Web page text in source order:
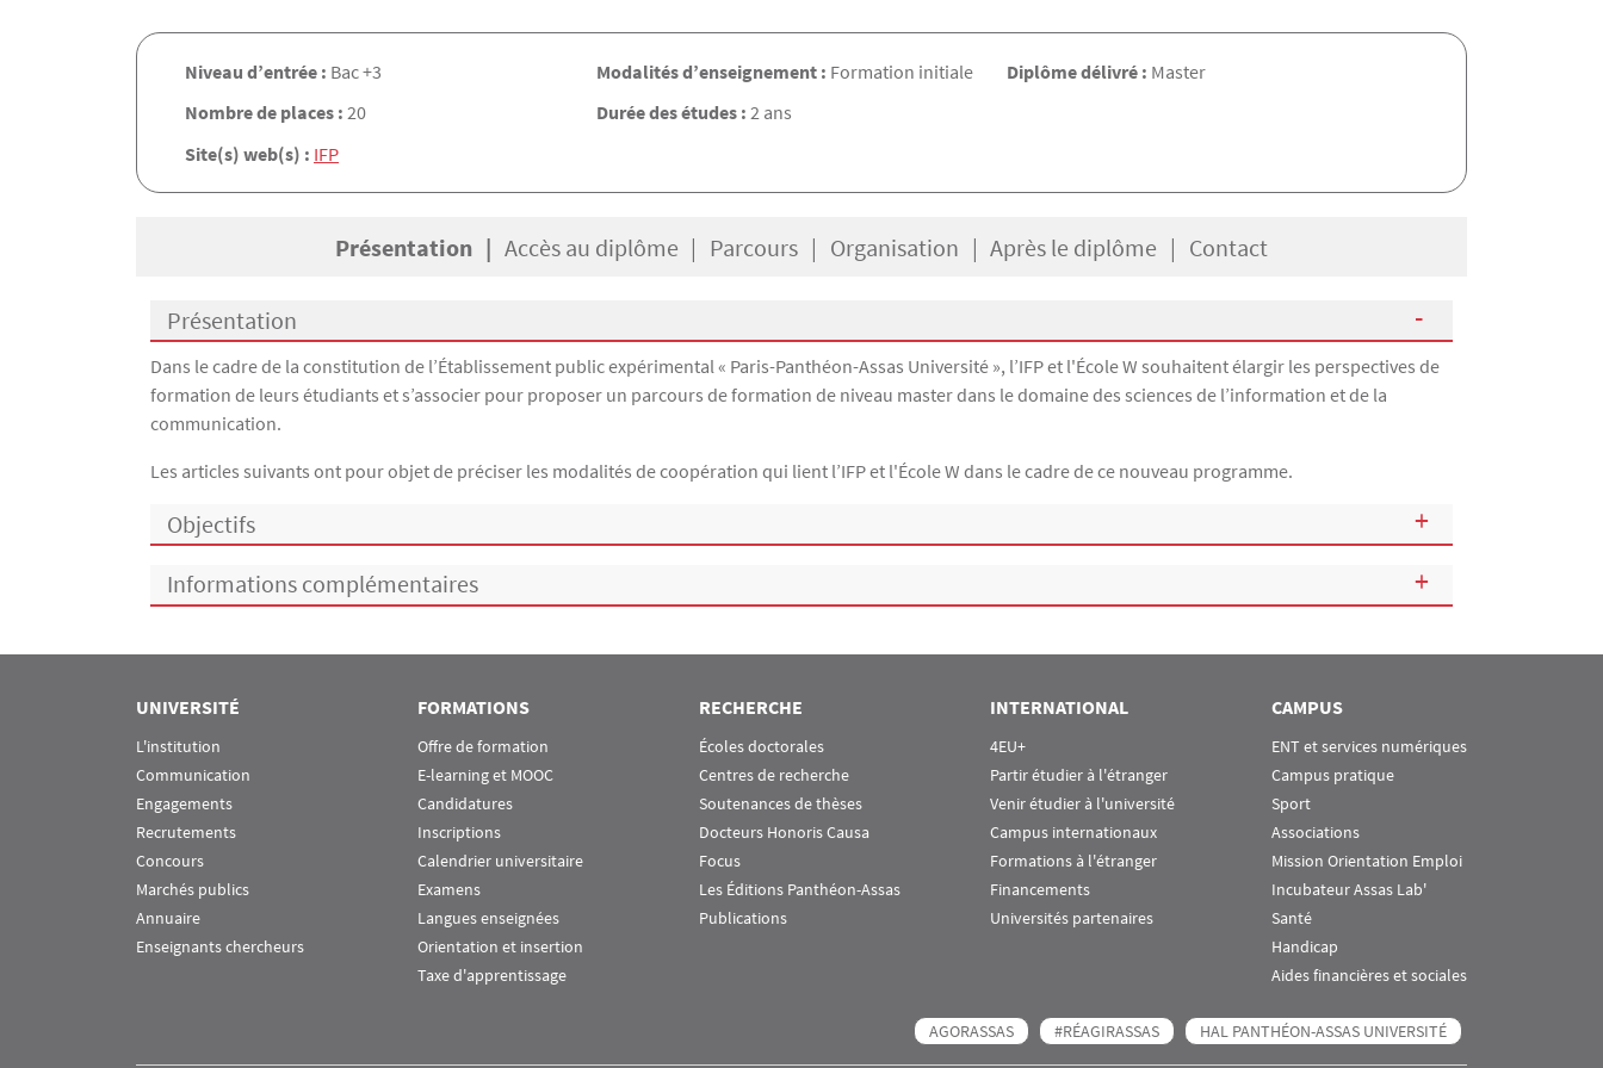
Niveau d’entrée : Bac +3
Nombre de places : 20
Site(s) web(s) : IFP
Modalités d’enseignement : Formation initiale
Durée des études : 2 ans
Diplôme délivré : Master
Présentation Accès au diplôme Parcours Organisation Après le diplôme Contact
Présentation
Présentation
Dans le cadre de la constitution de l’Établissement public expérimental « Paris-Panthéon-Assas Université », l’IFP et l'École W souhaitent élargir les perspectives de
formation de leurs étudiants et s’associer pour proposer un parcours de formation de niveau master dans le domaine des sciences de l’information et de la
communication.
Les articles suivants ont pour objet de préciser les modalités de coopération qui lient l’IFP et l'École W dans le cadre de ce nouveau programme.
Objectifs
Informations complémentaires
UNIVERSITÉ
L'institution
Communication
Engagements
Recrutements
Concours
Marchés publics
Annuaire
Enseignants chercheurs
FORMATIONS
Offre de formation
E-learning et MOOC
Candidatures
Inscriptions
Calendrier universitaire
Examens
Langues enseignées
Orientation et insertion
Taxe d'apprentissage
RECHERCHE
Écoles doctorales
Centres de recherche
Soutenances de thèses
Docteurs Honoris Causa
Focus
Les Éditions Panthéon-Assas
Publications
INTERNATIONAL
4EU+
Partir étudier à l'étranger
Venir étudier à l'université
Campus internationaux
Formations à l'étranger
Financements
Universités partenaires
CAMPUS
ENT et services numériques
Campus pratique
Sport
Associations
Mission Orientation Emploi
Incubateur Assas Lab'
Santé
Handicap
Aides financières et sociales
AGORASSAS #RÉAGIRASSAS HAL PANTHÉON-ASSAS UNIVERSITÉ